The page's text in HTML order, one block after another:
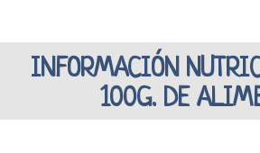
INFORMACIÓN
100G. DE